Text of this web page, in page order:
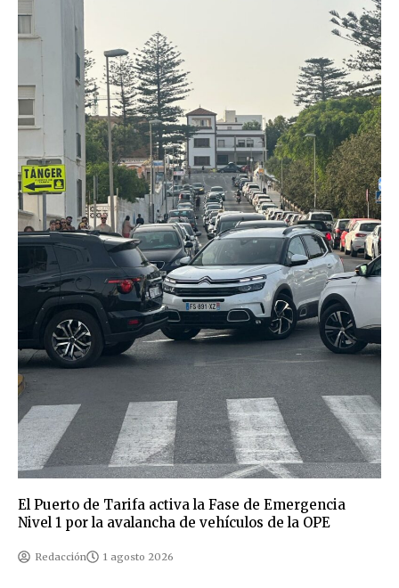
El Puerto de Tarifa activa la Fase de Emergencia
Nivel 1 por la avalancha de vehículos de la OPE
Redacción 1 agosto 2026